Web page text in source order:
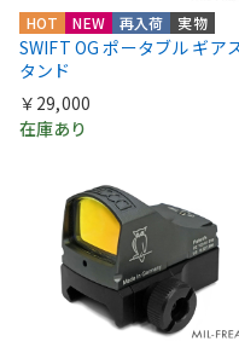
HOT NEW 再入荷 実物
SWIFT OG ポータブル ギア
タンド
￥29,000
在庫あり